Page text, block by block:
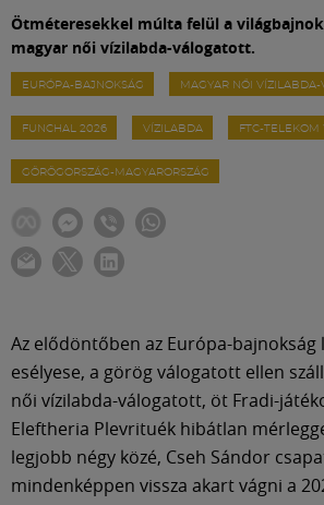
Ötméteresekkel múlta felül a
magyar női vízilabda-válogatott.
EURÓPA-BAJNOKSÁG MAGYAR NŐI VÍZILABDA-
FUNCHAL 2026 VÍZILABDA FTC-TELEKOM
GÖRÖGORSZÁG-MAGYARORSZÁG
Az elődöntőben az Európa-bajnokság
esélyese, a görög válogatott ellen
női vízilabda-válogatott, öt Fradi-
Eleftheria Plevrituék hibátlan
legjobb négy közé, Cseh Sándor
mindenképpen vissza akart vágni a
Meccscenter
Klub
Szolgáltatások
Shop
Közösség
Múzeum
English